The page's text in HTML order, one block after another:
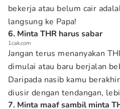
bekerja atau belum cair
langsung ke Papa!
6. Minta THR harus sabar
1cak.com
Jangan terus menanyakan
dimulai atau baru berjalan
Daripada nasib kamu
diusir dengan tendangan,
7. Minta maaf sambil minta